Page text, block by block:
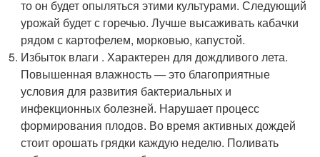
то он будет опыляться этими культурами. Следующий
урожай будет с горечью. Лучше высаживать кабачки
рядом с картофелем, морковью, капустой.
Избыток влаги . Характерен для дождливого лета.
Повышенная влажность — это благоприятные
условия для развития бактериальных и
инфекционных болезней. Нарушает процесс
формирования плодов. Во время активных дождей
стоит орошать грядки каждую неделю. Поливать